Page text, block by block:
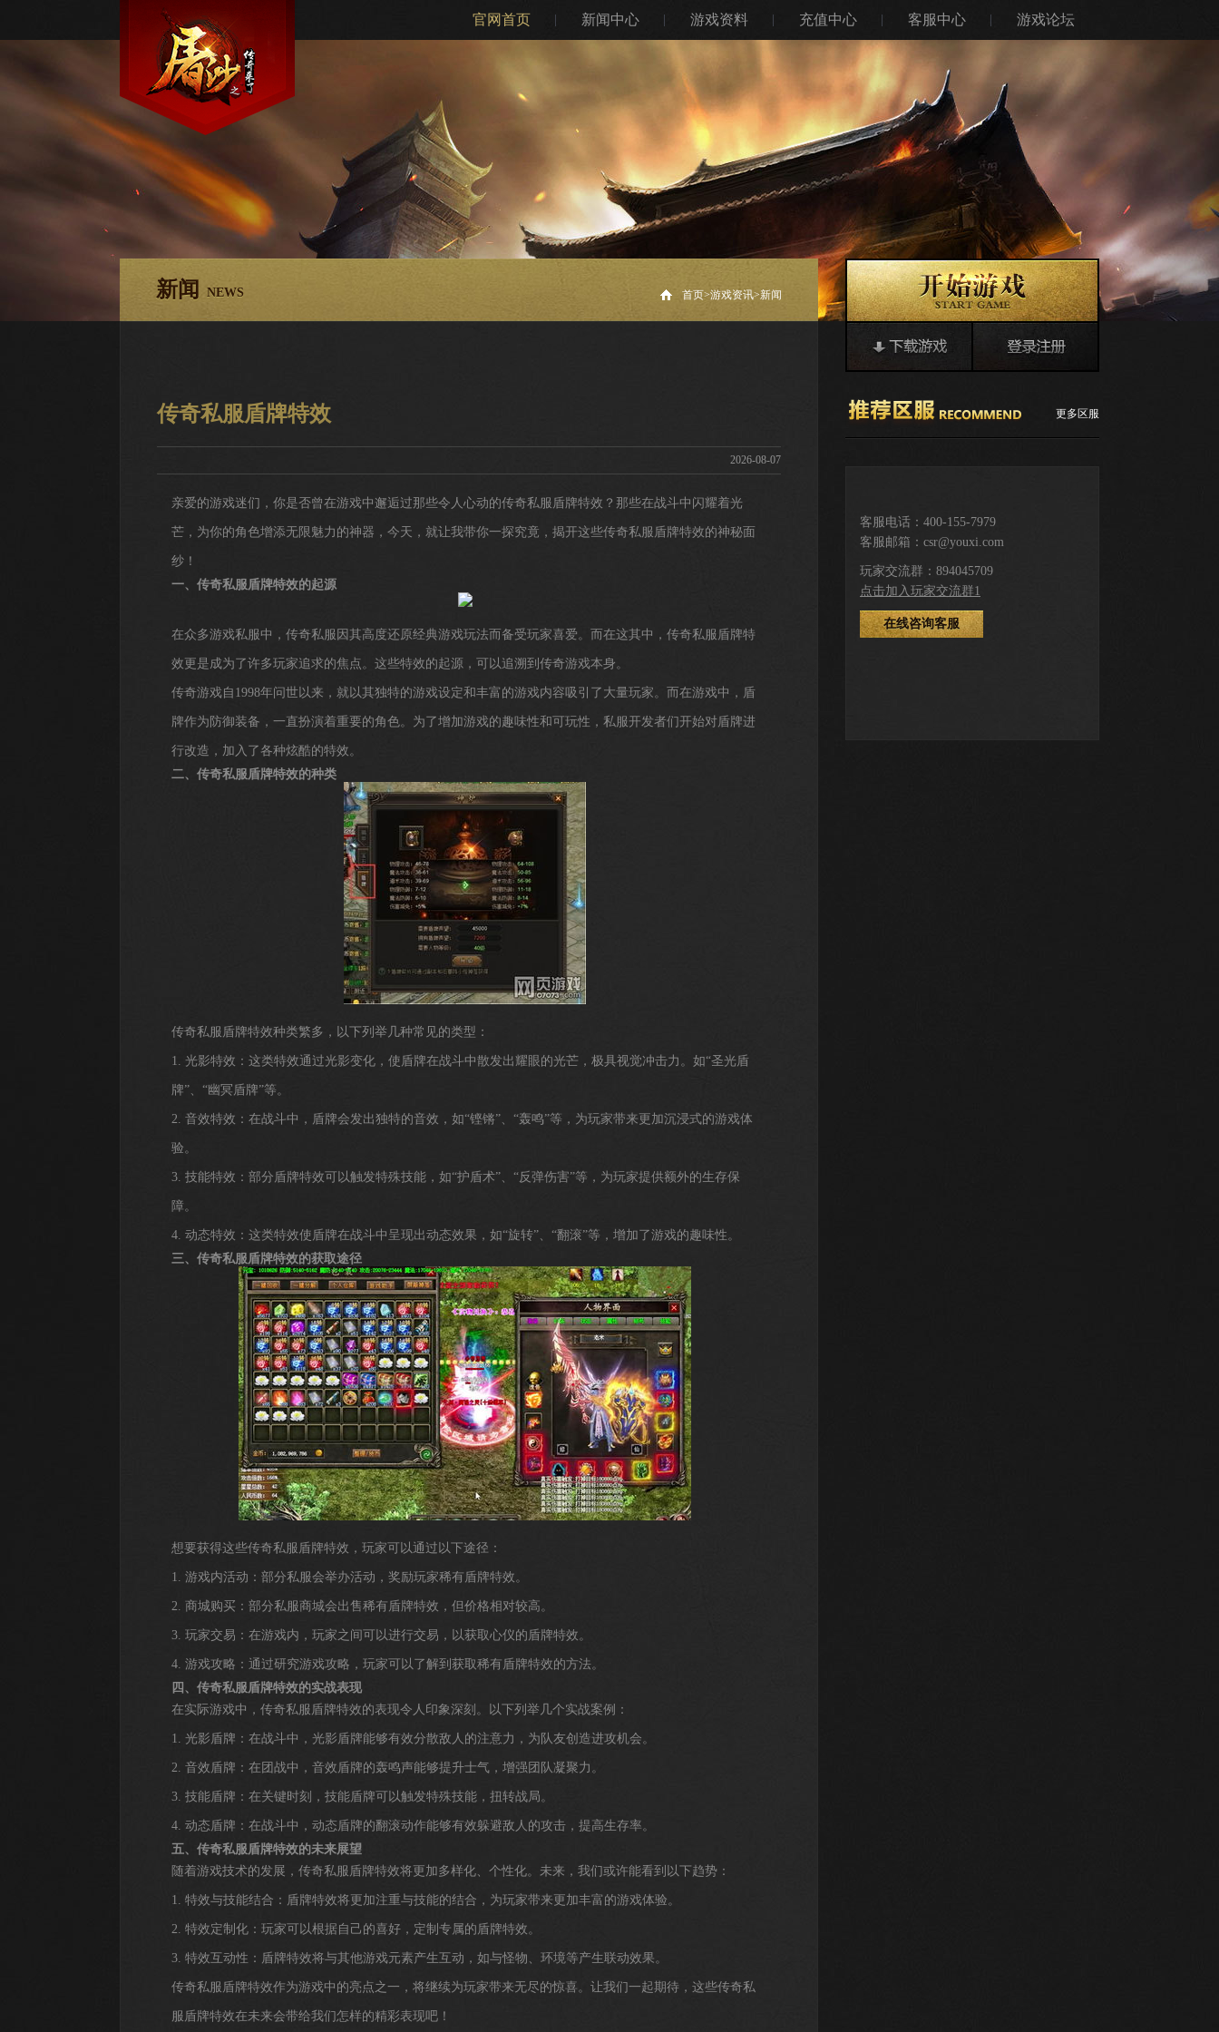
官网首页 新闻中心 游戏资料 充值中心 客服中心 游戏论坛
新闻 NEWS 首页>游戏资讯>新闻
传奇私服盾牌特效
2026-08-07
亲爱的游戏迷们，你是否曾在游戏中邂逅过那些令人心动的传奇私服盾牌特效？那些在战斗中闪耀着光
芒，为你的角色增添无限魅力的神器，今天，就让我带你一探究竟，揭开这些传奇私服盾牌特效的神秘面
纱！
一、传奇私服盾牌特效的起源
在众多游戏私服中，传奇私服因其高度还原经典游戏玩法而备受玩家喜爱。而在这其中，传奇私服盾牌特
效更是成为了许多玩家追求的焦点。这些特效的起源，可以追溯到传奇游戏本身。
传奇游戏自1998年问世以来，就以其独特的游戏设定和丰富的游戏内容吸引了大量玩家。而在游戏中，盾
牌作为防御装备，一直扮演着重要的角色。为了增加游戏的趣味性和可玩性，私服开发者们开始对盾牌进
行改造，加入了各种炫酷的特效。
二、传奇私服盾牌特效的种类
传奇私服盾牌特效种类繁多，以下列举几种常见的类型：
1. 光影特效：这类特效通过光影变化，使盾牌在战斗中散发出耀眼的光芒，极具视觉冲击力。如“圣光盾
牌”、“幽冥盾牌”等。
2. 音效特效：在战斗中，盾牌会发出独特的音效，如“铿锵”、“轰鸣”等，为玩家带来更加沉浸式的游戏体
验。
3. 技能特效：部分盾牌特效可以触发特殊技能，如“护盾术”、“反弹伤害”等，为玩家提供额外的生存保
障。
4. 动态特效：这类特效使盾牌在战斗中呈现出动态效果，如“旋转”、“翻滚”等，增加了游戏的趣味性。
三、传奇私服盾牌特效的获取途径
想要获得这些传奇私服盾牌特效，玩家可以通过以下途径：
1. 游戏内活动：部分私服会举办活动，奖励玩家稀有盾牌特效。
2. 商城购买：部分私服商城会出售稀有盾牌特效，但价格相对较高。
3. 玩家交易：在游戏内，玩家之间可以进行交易，以获取心仪的盾牌特效。
4. 游戏攻略：通过研究游戏攻略，玩家可以了解到获取稀有盾牌特效的方法。
四、传奇私服盾牌特效的实战表现
在实际游戏中，传奇私服盾牌特效的表现令人印象深刻。以下列举几个实战案例：
1. 光影盾牌：在战斗中，光影盾牌能够有效分散敌人的注意力，为队友创造进攻机会。
2. 音效盾牌：在团战中，音效盾牌的轰鸣声能够提升士气，增强团队凝聚力。
3. 技能盾牌：在关键时刻，技能盾牌可以触发特殊技能，扭转战局。
4. 动态盾牌：在战斗中，动态盾牌的翻滚动作能够有效躲避敌人的攻击，提高生存率。
五、传奇私服盾牌特效的未来展望
随着游戏技术的发展，传奇私服盾牌特效将更加多样化、个性化。未来，我们或许能看到以下趋势：
1. 特效与技能结合：盾牌特效将更加注重与技能的结合，为玩家带来更加丰富的游戏体验。
2. 特效定制化：玩家可以根据自己的喜好，定制专属的盾牌特效。
3. 特效互动性：盾牌特效将与其他游戏元素产生互动，如与怪物、环境等产生联动效果。
传奇私服盾牌特效作为游戏中的亮点之一，将继续为玩家带来无尽的惊喜。让我们一起期待，这些传奇私
服盾牌特效在未来会带给我们怎样的精彩表现吧！
下载游戏 登录注册
更多区服
客服电话：400-155-7979
客服邮箱：csr@youxi.com
玩家交流群：894045709
点击加入玩家交流群1
在线咨询客服